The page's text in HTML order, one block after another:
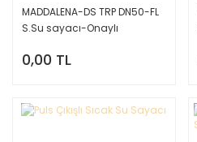
MADDALENA-DS TRP DN50-FL
S.Su sayacı-Onaylı
0,00 TL